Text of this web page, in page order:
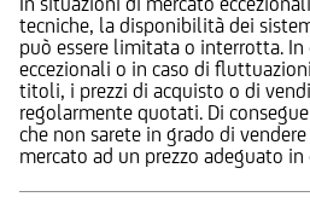
tecniche, la disponibilità dei
può essere limitata o interrotta.
eccezionali o in caso di
titoli, i prezzi di acquisto o di
regolarmente quotati. Di
che non sarete in grado di
mercato ad un prezzo adeguato